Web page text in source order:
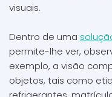
visuais.
Dentro de uma
permite-lhe ver,
exemplo, a visão
objetos, tais como